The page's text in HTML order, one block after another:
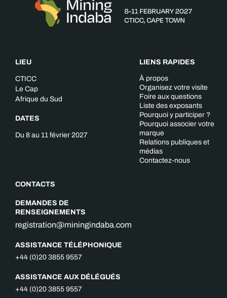
LIEU
CTICC
Le Cap
Afrique du Sud
DATES
Du 8 au 11 février 2027
CONTACTS
DEMANDES DE
RENSEIGNEMENTS
registration@miningindaba.com
ASSISTANCE TÉLÉPHONIQUE
+44 (0)20 3855 9557
ASSISTANCE AUX DÉLÉGUÉS
+44 (0)20 3855 9557
LIENS RAPIDES
À propos
Organisez votre visite
Foire aux questions
Liste des exposants
Pourquoi y participer ?
Pourquoi associer votre
marque
Relations publiques et
médias
Contactez-nous